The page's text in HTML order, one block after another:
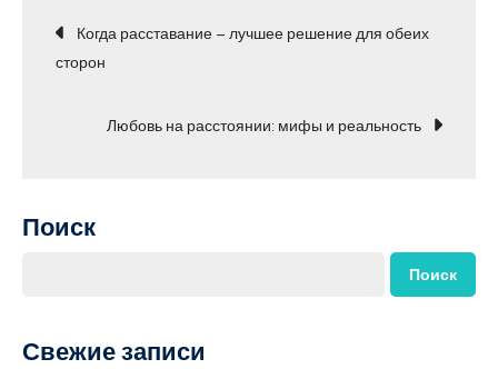
Навигация
по
записям
Когда расставание – лучшее решение для обеих
сторон
Любовь на расстоянии: мифы и реальность
Поиск
Поиск
Свежие записи